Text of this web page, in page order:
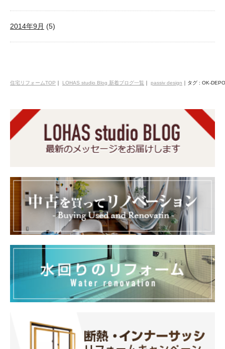
2014年9月 (5)
住宅リフォームTOP ｜ LOHAS studio Blog 新着ブログ一覧 ｜ passiv design ｜ タグ : OK-